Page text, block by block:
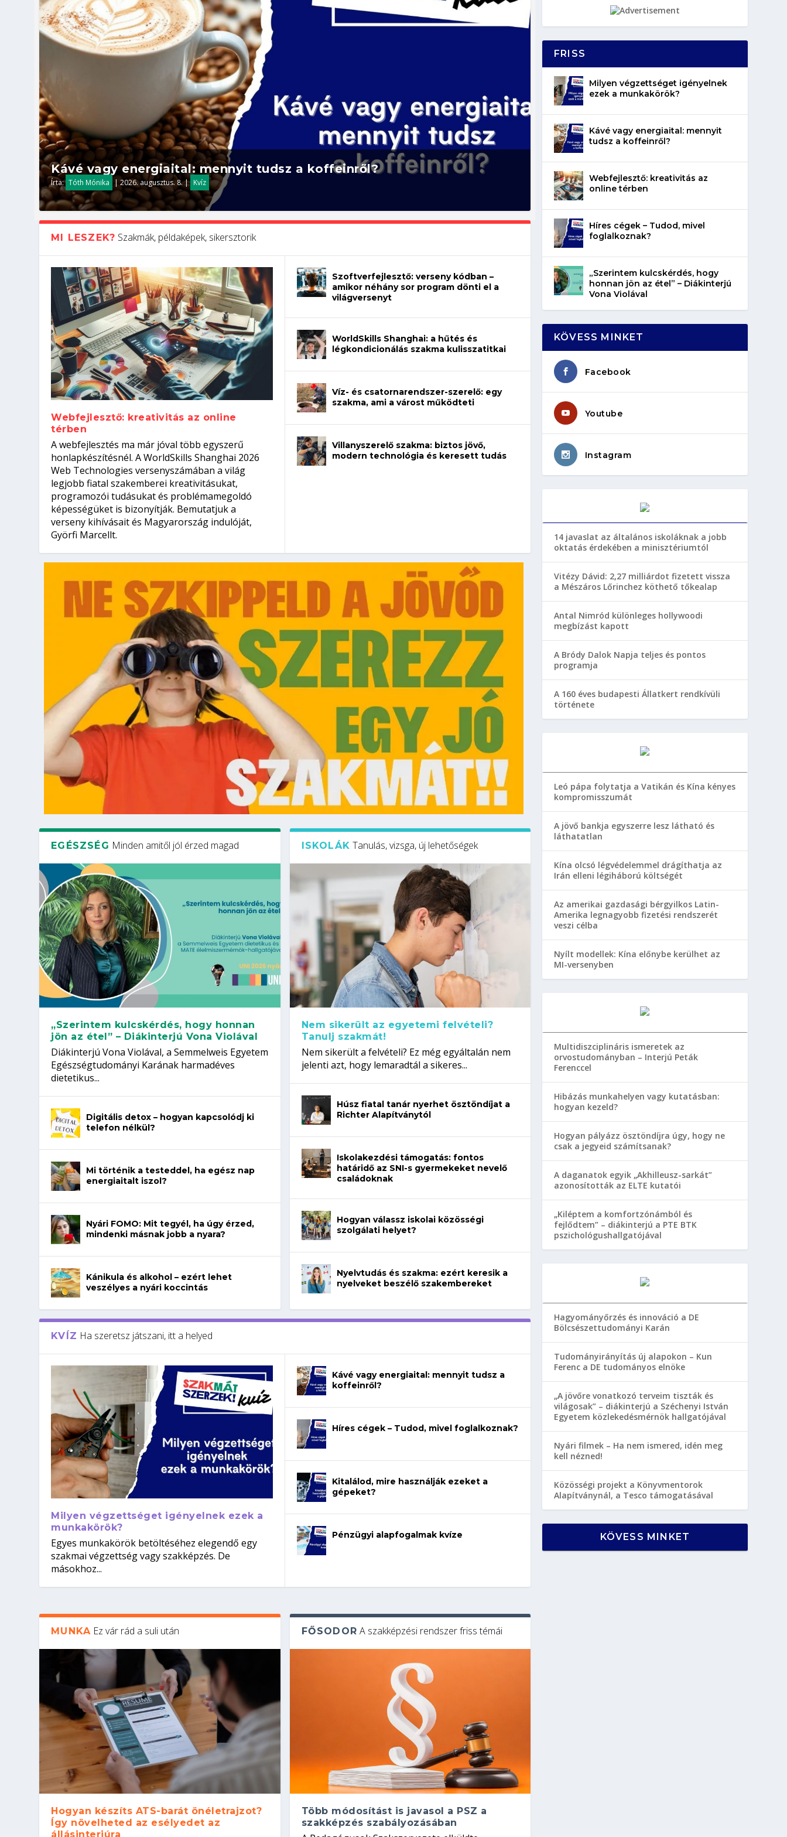
Kávé vagy energiaital: mennyit tudsz a koffeinről?
Írta: Tóth Mónika |2026. augusztus. 8.| Kvíz
Hogyan készíts ATS-barát önéletrajzot? Így növelheted az esélyedet az
állásinterjúra...
Írta: Oláh Erika |2026. augusztus. 5.| Munka
Kitalálod, mire használják ezeket a gépeket?
Írta: Tóth Mónika |2026. augusztus. 4.| Kvíz
Nem sikerült az egyetemi felvételi? Tanulj szakmát!
Írta: Oláh Erika |2026. augusztus. 4.| Iskolák
Szoftverfejlesztő: verseny kódban – amikor néhány sor program dönti
el a világversenyt...
Írta: Szakmát Szerzek | 2026. augusztus. 3.| Mi leszek?
MI LESZEK? Szakmák, példaképek, sikersztorik
Webfejlesztő: kreativitás az online
térben
A webfejlesztés ma már jóval több egyszerű
honlapkészítésnél. A WorldSkills Shanghai 2026
Web Technologies versenyszámában a világ
legjobb fiatal szakemberei kreativitásukat,
programozói tudásukat és problémamegoldó
képességüket is bizonyítják. Bemutatjuk a
verseny kihívásait és Magyarország indulóját,
Györfi Marcellt.
Szoftverfejlesztő: verseny kódban –
amikor néhány sor program dönti el a
világversenyt
WorldSkills Shanghai: a hűtés és
légkondicionálás szakma kulisszatitkai
Víz- és csatornarendszer-szerelő: egy
szakma, ami a várost működteti
Villanyszerelő szakma: biztos jövő,
modern technológia és keresett tudás
EGÉSZSÉG Minden amitől jól érzed magad
„Szerintem kulcskérdés, hogy honnan
jön az étel” – Diákinterjú Vona Violával
Diákinterjú Vona Violával, a Semmelweis Egyetem
Egészségtudományi Karának harmadéves
dietetikus...
Digitális detox – hogyan kapcsolódj ki
telefon nélkül?
Mi történik a testeddel, ha egész nap
energiaitalt iszol?
Nyári FOMO: Mit tegyél, ha úgy érzed,
mindenki másnak jobb a nyara?
Kánikula és alkohol – ezért lehet
veszélyes a nyári koccintás
ISKOLÁK Tanulás, vizsga, új lehetőségek
Nem sikerült az egyetemi felvételi?
Tanulj szakmát!
Nem sikerült a felvételi? Ez még egyáltalán nem
jelenti azt, hogy lemaradtál a sikeres...
Húsz fiatal tanár nyerhet ösztöndíjat a
Richter Alapítványtól
Iskolakezdési támogatás: fontos
határidő az SNI-s gyermekeket nevelő
családoknak
Hogyan válassz iskolai közösségi
szolgálati helyet?
Nyelvtudás és szakma: ezért keresik a
nyelveket beszélő szakembereket
KVÍZ Ha szeretsz játszani, itt a helyed
Milyen végzettséget igényelnek ezek a
munkakörök?
Egyes munkakörök betöltéséhez elegendő egy
szakmai végzettség vagy szakképzés. De
másokhoz...
Kávé vagy energiaital: mennyit tudsz a
koffeinről?
Híres cégek – Tudod, mivel foglalkoznak?
Kitalálod, mire használják ezeket a
gépeket?
Pénzügyi alapfogalmak kvíze
MUNKA Ez vár rád a suli után
Hogyan készíts ATS-barát önéletrajzot?
Így növelheted az esélyedet az
állásinterjúra
FŐSODOR A szakképzési rendszer friss témái
Több módosítást is javasol a PSZ a
szakképzés szabályozásában
FRISS
Milyen végzettséget igényelnek
ezek a munkakörök?
Kávé vagy energiaital: mennyit
tudsz a koffeinről?
Webfejlesztő: kreativitás az
online térben
Híres cégek – Tudod, mivel
foglalkoznak?
„Szerintem kulcskérdés, hogy
honnan jön az étel” – Diákinterjú
Vona Violával
KÖVESS MINKET
Facebook
Youtube
Instagram
14 javaslat az általános iskoláknak a jobb
oktatás érdekében a minisztériumtól
Vitézy Dávid: 2,27 milliárdot fizetett vissza
a Mészáros Lőrinchez köthető tőkealap
Antal Nimród különleges hollywoodi
megbízást kapott
A Bródy Dalok Napja teljes és pontos
programja
A 160 éves budapesti Állatkert rendkívüli
története
Leó pápa folytatja a Vatikán és Kína kényes
kompromisszumát
A jövő bankja egyszerre lesz látható és
láthatatlan
Kína olcsó légvédelemmel drágíthatja az
Irán elleni légiháború költségét
Az amerikai gazdasági bérgyilkos Latin-
Amerika legnagyobb fizetési rendszerét
veszi célba
Nyílt modellek: Kína előnybe kerülhet az
MI-versenyben
Multidiszciplináris ismeretek az
orvostudományban – Interjú Peták
Ferenccel
Hibázás munkahelyen vagy kutatásban:
hogyan kezeld?
Hogyan pályázz ösztöndíjra úgy, hogy ne
csak a jegyeid számítsanak?
A daganatok egyik „Akhilleusz-sarkát”
azonosították az ELTE kutatói
„Kiléptem a komfortzónámból és
fejlődtem” – diákinterjú a PTE BTK
pszichológushallgatójával
Hagyományőrzés és innováció a DE
Bölcsészettudományi Karán
Tudományirányítás új alapokon – Kun
Ferenc a DE tudományos elnöke
„A jövőre vonatkozó terveim tiszták és
világosak” – diákinterjú a Széchenyi István
Egyetem közlekedésmérnök hallgatójával
Nyári filmek – Ha nem ismered, idén meg
kell nézned!
Közösségi projekt a Könyvmentorok
Alapítványnál, a Tesco támogatásával
KÖVESS MINKET